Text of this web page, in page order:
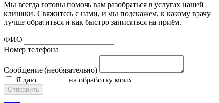
Мы всегда готовы помочь вам разобраться в услугах нашей
клиники. Свяжитесь с нами, и мы подскажем, к какому врачу
лучше обратиться и как быстро записаться на приём.
ФИО
Номер телефона
Сообщение (необязательно)
Я даю
на обработку моих
Отправить